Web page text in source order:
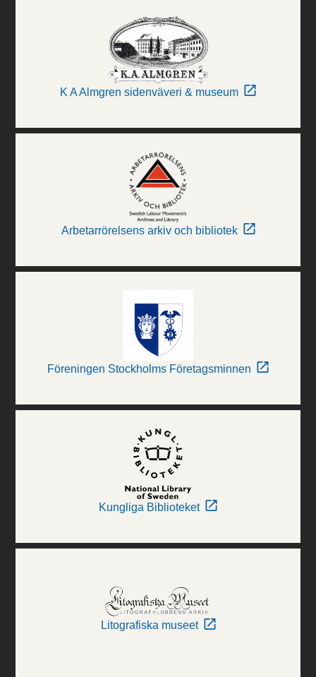
K A Almgren sidenväveri & museum
Arbetarrörelsens arkiv och bibliotek
Föreningen Stockholms Företagsminnen
Kungliga Biblioteket
Litografiska museet